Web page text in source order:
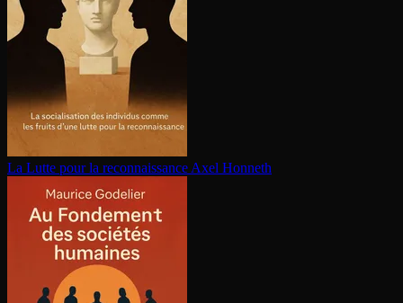
La Lutte pour la re­con­nais­sance Axel Honneth